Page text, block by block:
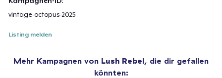
vintage-octopus-2025
Listing melden
Mehr Kampagnen von Lush Rebel, die dir gefallen
könnten: